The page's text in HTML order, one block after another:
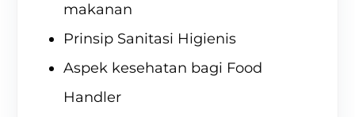
makanan
Prinsip Sanitasi Higienis
Aspek kesehatan bagi Food
Handler